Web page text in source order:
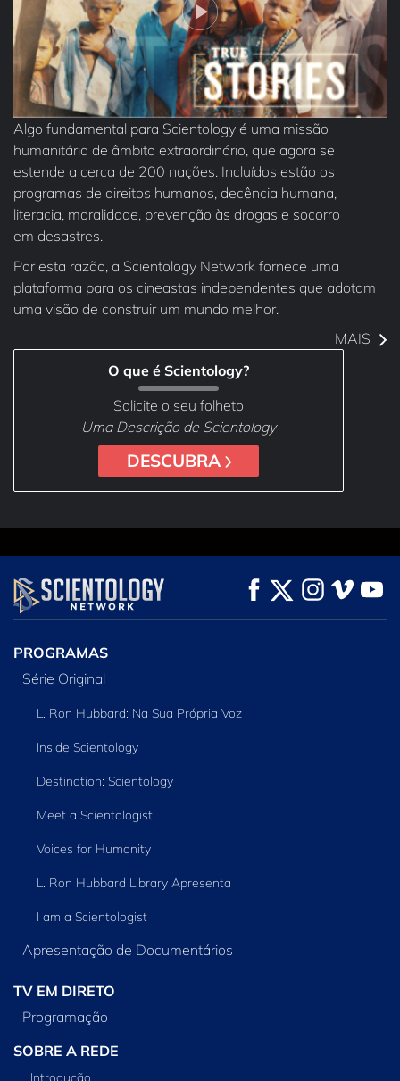
Algo fundamental para Scientology é uma missão
humanitária de âmbito extraordinário, que agora se
estende a cerca de 200 nações. Incluídos estão os
programas de direitos humanos, decência humana,
literacia, moralidade, prevenção às drogas e socorro
em desastres.
Por esta razão, a Scientology Network fornece uma
plataforma para os cineastas independentes que adotam
uma visão de construir um mundo melhor.
MAIS
O que é Scientology?
Solicite o seu folheto
Uma Descrição de Scientology
DESCUBRA
PROGRAMAS
Série Original
L. Ron Hubbard: Na Sua Própria Voz
Inside Scientology
Destination: Scientology
Meet a Scientologist
Voices for Humanity
L. Ron Hubbard Library Apresenta
I am a Scientologist
Apresentação de Documentários
TV EM DIRETO
Programação
SOBRE A REDE
Introdução